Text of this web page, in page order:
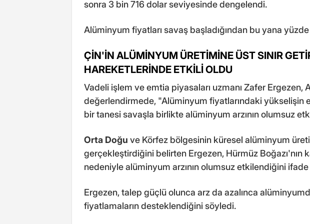
sonra 3 bin 716 dolar seviyesinde dengelendi.
Alüminyum fiyatları savaş başladığından bu yana
ÇİN'İN ALÜMİNYUM ÜRETİMİNE ÜST SINIR
HAREKETLERİNDE ETKİLİ OLDU
Vadeli işlem ve emtia piyasaları uzmanı Zafer Ergezen,
değerlendirmede, "Alüminyum fiyatlarındaki yükselişin
bir tanesi savaşla birlikte alüminyum arzının olumsuz
Orta Doğu ve Körfez bölgesinin küresel alüminyum
gerçekleştirdiğini belirten Ergezen, Hürmüz Boğazı'nın
nedeniyle alüminyum arzının olumsuz etkilendiğini
Ergezen, talep güçlü olunca arz da azalınca
fiyatlamaların desteklendiğini söyledi.